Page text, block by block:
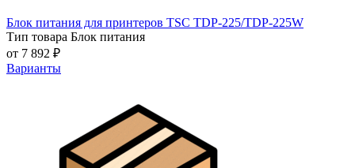
Блок питания для принтеров TSC TDP-225/TDP-225W
Тип товара Блок питания
от 7 892 ₽
Варианты